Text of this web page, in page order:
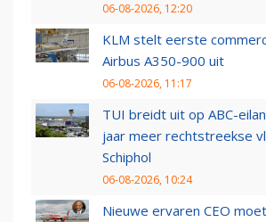
06-08-2026, 12:20
KLM stelt eerste
Airbus A350-900 uit
06-08-2026, 11:17
TUI breidt uit op ABC-
jaar meer rechtstreekse
Schiphol
06-08-2026, 10:24
Nieuwe ervaren CEO